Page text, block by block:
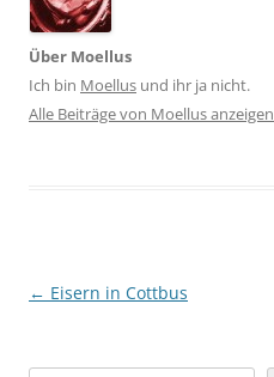
Über Moellus
Ich bin Moellus und ihr ja nicht.
Alle Beiträge von Moellus anzeigen
Beitragsnavigation
← Eisern in Cottbus